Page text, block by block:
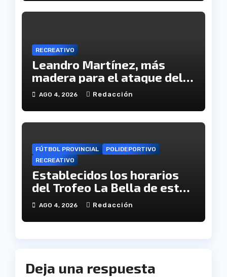
RECREATIVO
Leandro Martínez, más
madera para el ataque del
Decano
AGO 4, 2026 Redacción
FÚTBOL PROVINCIAL
POLIDEPORTIVO
RECREATIVO
Establecidos los horarios
del Trofeo La Bella de este
viernes
AGO 4, 2026 Redacción
Deja una respuesta